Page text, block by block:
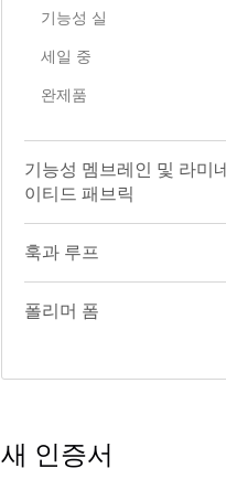
기능성 실
세일 중
완제품
기능성 멤브레인 및 라미네
이티드 패브릭
훅과 루프
폴리머 폼
새 인증서